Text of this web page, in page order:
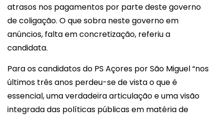
atrasos nos pagamentos por parte deste governo
de coligação. O que sobra neste governo em
anúncios, falta em concretização, referiu a
candidata.
Para os candidatos do PS Açores por São Miguel “nos
últimos três anos perdeu-se de vista o que é
essencial, uma verdadeira articulação e uma visão
integrada das políticas públicas em matéria de